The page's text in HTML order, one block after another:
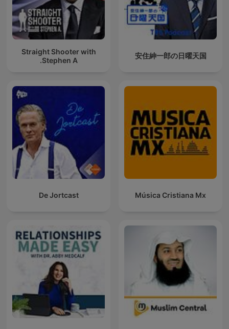
安住紳一郎の日曜天国
Straight Shooter with
Stephen A.
Música Cristiana Mx
De Jortcast